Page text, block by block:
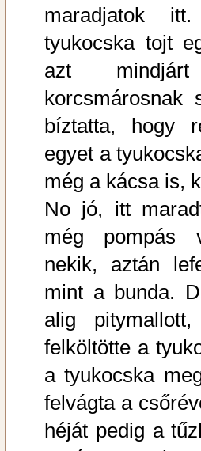
maradjatok
tyukocska tojt
azt
bíztatta, hogy
egyet a
még a kácsa is,
No jó, itt
még pompás
nekik, aztán
mint a bunda.
alig
felköltötte a
a tyukocska
felvágta a
héját pedig a